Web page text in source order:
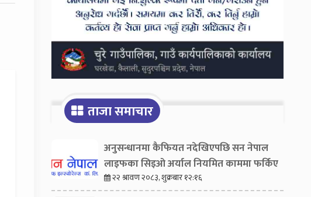
ताजा समाचार
अनुसन्धानमा कैफियत नदेखिएपछि सन नेपाल
लाइफका सिइओ अर्याल नियमित काममा फर्किए
२२ श्रावण २०८३, शुक्रबार १२:१६